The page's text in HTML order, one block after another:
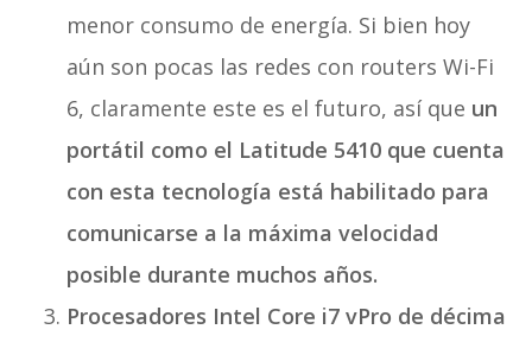
menor consumo de energía. Si bien hoy
aún son pocas las redes con routers Wi-Fi
6, claramente este es el futuro, así que un
portátil como el Latitude 5410 que cuenta
con esta tecnología está habilitado para
comunicarse a la máxima velocidad
posible durante muchos años.
Procesadores Intel Core i7 vPro de décima